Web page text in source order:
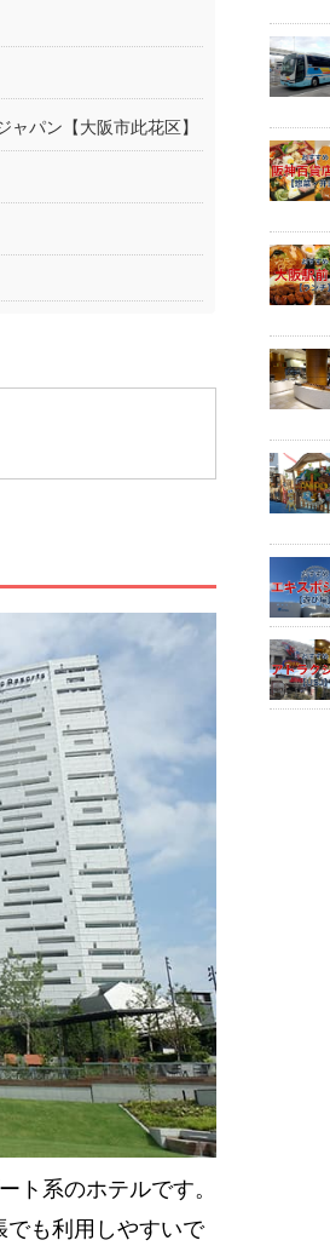
パン【大阪市此花区】
ト系のホテルです。
でも利用しやすいで